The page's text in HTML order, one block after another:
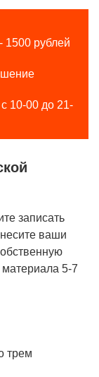
1500 рублей
10-00 до 21-
записать
ваши
материала 5-7
трем